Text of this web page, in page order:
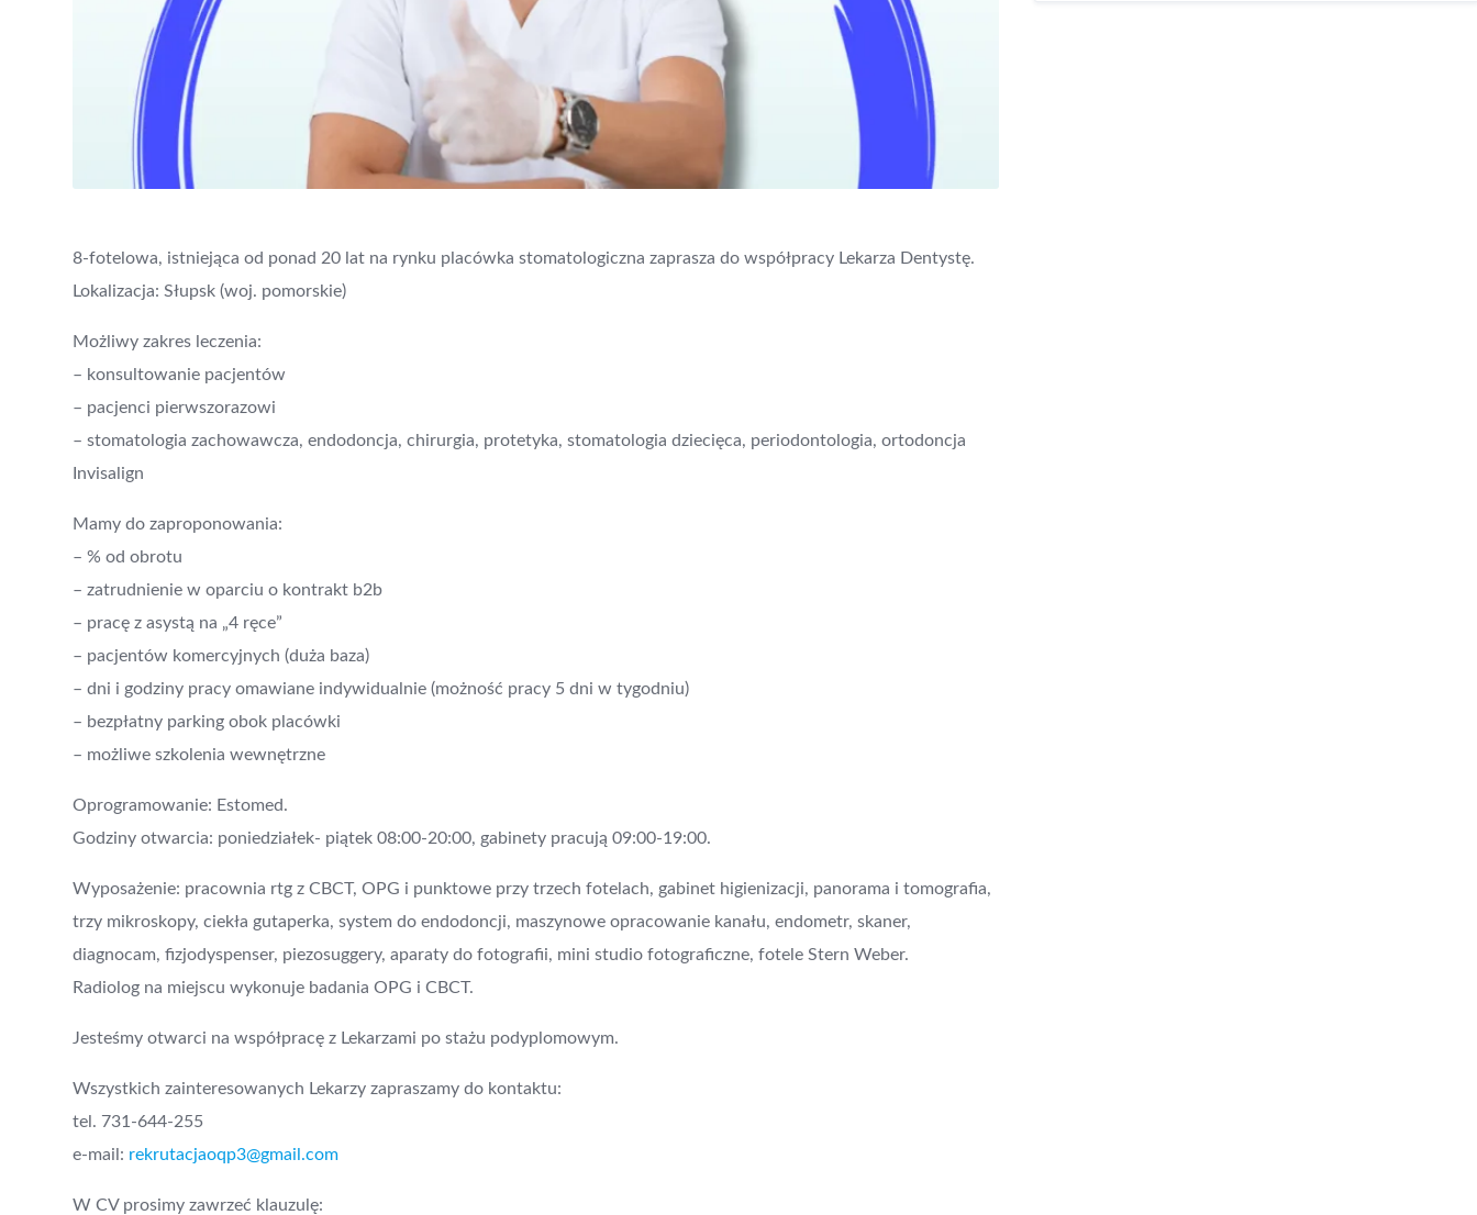
8-fotelowa, istniejąca od ponad 20 lat na rynku placówka stomatologiczna zaprasza do współpracy Lekarza Dentystę.
Lokalizacja: Słupsk (woj. pomorskie)
Możliwy zakres leczenia:
– konsultowanie pacjentów
– pacjenci pierwszorazowi
– stomatologia zachowawcza, endodoncja, chirurgia, protetyka, stomatologia dziecięca, periodontologia, ortodoncja
Invisalign
Mamy do zaproponowania:
– % od obrotu
– zatrudnienie w oparciu o kontrakt b2b
– pracę z asystą na „4 ręce”
– pacjentów komercyjnych (duża baza)
– dni i godziny pracy omawiane indywidualnie (możność pracy 5 dni w tygodniu)
– bezpłatny parking obok placówki
– możliwe szkolenia wewnętrzne
Oprogramowanie: Estomed.
Godziny otwarcia: poniedziałek- piątek 08:00-20:00, gabinety pracują 09:00-19:00.
Wyposażenie: pracownia rtg z CBCT, OPG i punktowe przy trzech fotelach, gabinet higienizacji, panorama i tomografia,
trzy mikroskopy, ciekła gutaperka, system do endodoncji, maszynowe opracowanie kanału, endometr, skaner,
diagnocam, fizjodyspenser, piezosuggery, aparaty do fotografii, mini studio fotograficzne, fotele Stern Weber.
Radiolog na miejscu wykonuje badania OPG i CBCT.
Jesteśmy otwarci na współpracę z Lekarzami po stażu podyplomowym.
Wszystkich zainteresowanych Lekarzy zapraszamy do kontaktu:
tel. 731-644-255
e-mail: rekrutacjaoqp3@gmail.com
W CV prosimy zawrzeć klauzulę: